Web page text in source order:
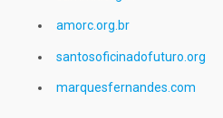
amorc.org.br
santosoficinadofuturo.org
marquesfernandes.com